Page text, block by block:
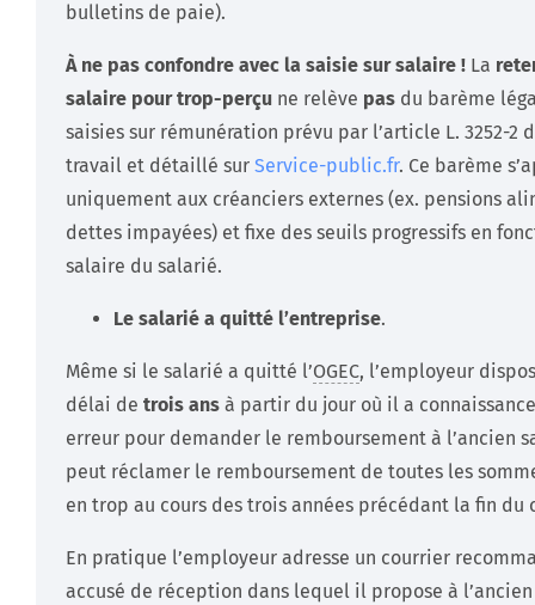
bulletins de paie).
À ne pas confondre avec la saisie sur salaire ! La
salaire pour trop-perçu ne relève pas du barème
saisies sur rémunération prévu par l’article L. 3252-2
travail et détaillé sur Service-public.fr. Ce barème
uniquement aux créanciers externes (ex. pensions
dettes impayées) et fixe des seuils progressifs en
salaire du salarié.
Le salarié a quitté l’entreprise.
Même si le salarié a quitté l’OGEC, l’employeur
délai de trois ans à partir du jour où il a
erreur pour demander le remboursement à l’ancien
peut réclamer le remboursement de toutes les
en trop au cours des trois années précédant la fin du
En pratique l’employeur adresse un courrier
accusé de réception dans lequel il propose à